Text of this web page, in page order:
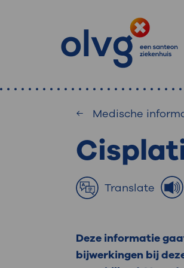
MijnOLVG
: veilig en
MijnOLVG is het
gegevens zien. Op
Medische
Translate
Deze informatie
bijwerkingen bij